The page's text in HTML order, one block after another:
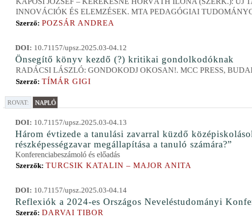
INNOVÁCIÓK ÉS ELEMZÉSEK. MTA PEDAGÓGIAI
Szerző: POZSÁR ANDREA
DOI: 10.71157/upsz.2025.03-04.12
Önsegítő könyv kezdő (?) kritikai gondolkodóknak
RADÁCSI LÁSZLÓ: GONDOKODJ OKOSAN!. MCC PRESS,
Szerző: TÍMÁR GIGI
ROVAT: NAPLÓ
DOI: 10.71157/upsz.2025.03-04.13
Három évtizede a tanulási zavarral küzdő
részképességzavar megállapítása a tanuló számára?”
Konferenciabeszámoló és előadás
Szerzők: TURCSIK KATALIN – MAJOR ANITA
DOI: 10.71157/upsz.2025.03-04.14
Reflexiók a 2024-es Országos Neveléstudományi
Szerző: DARVAI TIBOR